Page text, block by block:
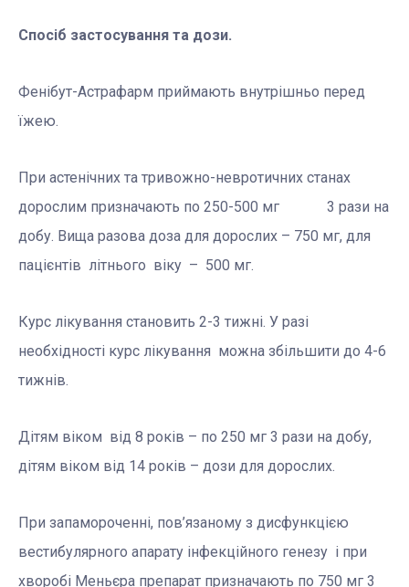
Спосіб застосування та дози.
Фенібут-Астрафарм приймають внутрішньо перед
їжею.
При астенічних та тривожно-невротичних станах
дорослим призначають по 250-500 мг 3 рази на
добу. Вища разова доза для дорослих – 750 мг, для
пацієнтів літнього віку – 500 мг.
Курс лікування становить 2-3 тижні. У разі
необхідності курс лікування можна збільшити до 4-6
тижнів.
Дітям віком від 8 років – по 250 мг 3 рази на добу,
дітям віком від 14 років – дози для дорослих.
При запамороченні, пов’язаному з дисфункцією
вестибулярного апарату інфекційного генезу і при
хворобі Меньєра препарат призначають по 750 мг 3